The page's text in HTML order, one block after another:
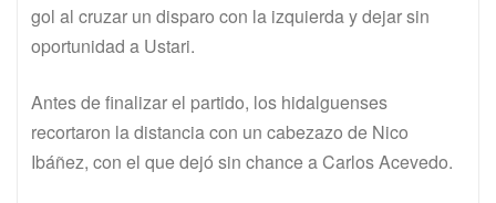
gol al cruzar un disparo con la izquierda y dejar sin
oportunidad a Ustari.
Antes de finalizar el partido, los hidalguenses
recortaron la distancia con un cabezazo de Nico
Ibáñez, con el que dejó sin chance a Carlos Acevedo.